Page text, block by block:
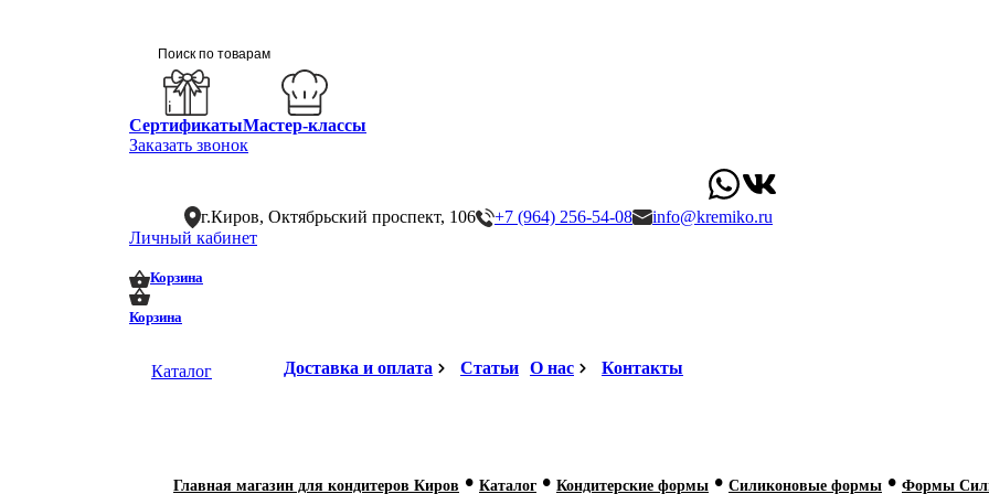
СертификатыМастер-классы
Заказать звонок
г.Киров, Октябрьский проспект, 106 +7 (964) 256-54-08
info@kremiko.ru
Личный кабинет
Корзина
Корзина
Каталог Доставка и оплата Статьи О нас Контакты
Главная магазин для кондитеров Киров • Каталог • Кондитерские формы • Силиконовые формы • Формы